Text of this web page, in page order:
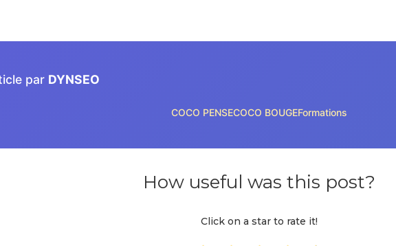
par DYNSEO
COCO PENSECOCO BOUGEFormations
How useful was this post?
Click on a star to rate it!